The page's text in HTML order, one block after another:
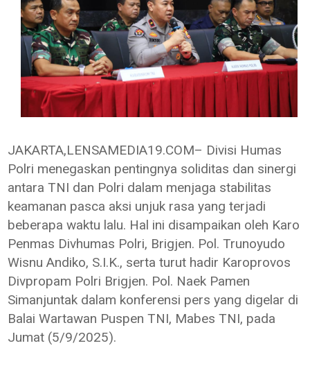
JAKARTA,LENSAMEDIA19.COM– Divisi Humas
Polri menegaskan pentingnya soliditas dan sinergi
antara TNI dan Polri dalam menjaga stabilitas
keamanan pasca aksi unjuk rasa yang terjadi
beberapa waktu lalu. Hal ini disampaikan oleh Karo
Penmas Divhumas Polri, Brigjen. Pol. Trunoyudo
Wisnu Andiko, S.I.K., serta turut hadir Karoprovos
Divpropam Polri Brigjen. Pol. Naek Pamen
Simanjuntak dalam konferensi pers yang digelar di
Balai Wartawan Puspen TNI, Mabes TNI, pada
Jumat (5/9/2025).